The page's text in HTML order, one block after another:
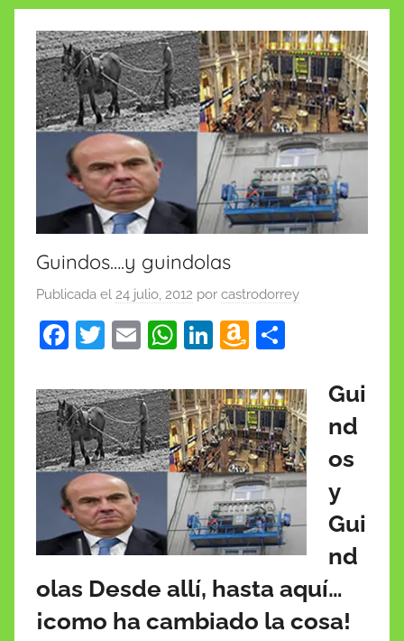
Guindos….y guindolas
Publicada el 24 julio, 2012 por castrodorrey
F
c
e
b
o
o
k
T
itt
er
E
ai
l
W
at
s
A
p
p
Li
k
e
dI
n
A
a
z
o
n
W
is
h
Li
st
m
p
ar
tir
Gui
nd
os
y
Gui
nd
olas Desde allí, hasta aquí…
¡como ha cambiado la cosa!